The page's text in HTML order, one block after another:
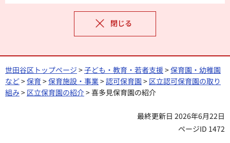
閉じる
世田谷区トップページ >子ども・教育・若者支援>保育園・幼稚園
など>保育 >保育施設・事業>認可保育園 > 区立認可保育園の取り
組み > 区立保育園の紹介> 喜多見保育園の紹介
最終更新日 2026年6月22日
ページID 1472